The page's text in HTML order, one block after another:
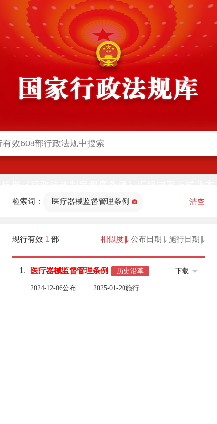
法部官网)同步公布
检索词： 医疗器械监督管理条例 清空
现行有效 1 部 相似度 公布日期 施行日期
1. 医疗器械监督管理条例 历史沿革
2024-12-06公布 2025-01-20施行
下载